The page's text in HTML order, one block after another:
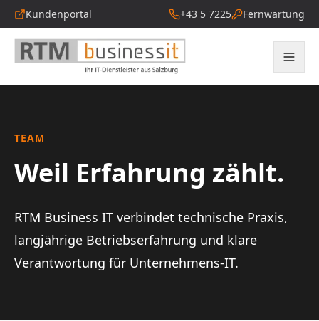
Kundenportal +43 5 7225 Fernwartung
TEAM
Weil Erfahrung zählt.
RTM Business IT verbindet technische Praxis,
langjährige Betriebserfahrung und klare
Verantwortung für Unternehmens-IT.